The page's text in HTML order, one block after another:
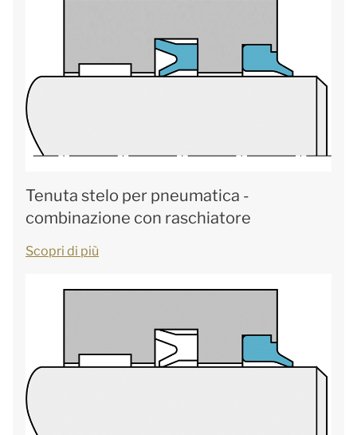
Tenuta stelo per pneumatica -
combinazione con raschiatore
Scopri di più